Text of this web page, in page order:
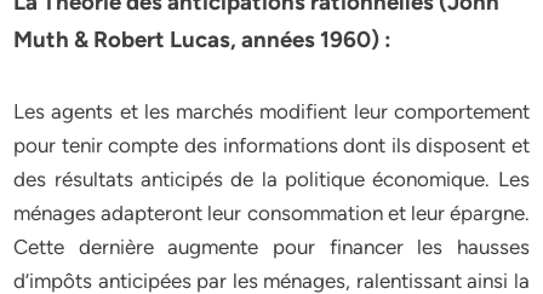
Muth & Robert Lucas, années 1960) :
Les agents et les marchés modifient leur comportement
pour tenir compte des informations dont ils disposent et
des résultats anticipés de la politique économique. Les
ménages adapteront leur consommation et leur épargne.
Cette dernière augmente pour financer les hausses
d’impôts anticipées par les ménages, ralentissant ainsi la